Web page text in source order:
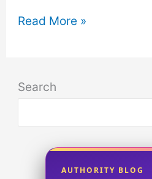
CPL
|
League
Read More »
Search
AUTHORITY BLOG